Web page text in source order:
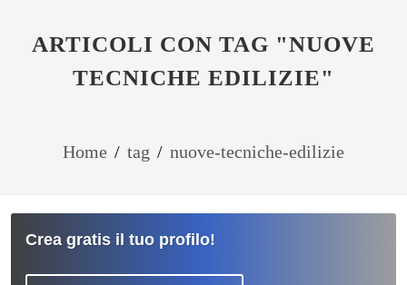
ARTICOLI CON TAG "NUOVE
TECNICHE EDILIZIE"
Home / tag / nuove-tecniche-edilizie
Crea gratis il tuo profilo!